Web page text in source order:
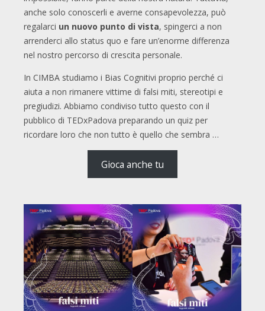
anche solo conoscerli e averne consapevolezza, può
regalarci un nuovo punto di vista, spingerci a non
arrenderci allo status quo e fare un’enorme differenza
nel nostro percorso di crescita personale.
In CIMBA studiamo i Bias Cognitivi proprio perché ci
aiuta a non rimanere vittime di falsi miti, stereotipi e
pregiudizi. Abbiamo condiviso tutto questo con il
pubblico di TEDxPadova preparando un quiz per
ricordare loro che non tutto è quello che sembra …
Gioca anche tu